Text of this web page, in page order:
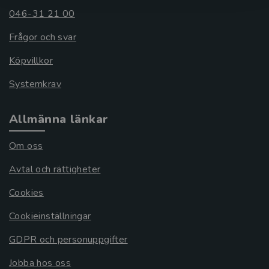
046-31 21 00
Frågor och svar
Köpvillkor
Systemkrav
Allmänna länkar
Om oss
Avtal och rättigheter
Cookies
Cookieinställningar
GDPR och personuppgifter
Jobba hos oss